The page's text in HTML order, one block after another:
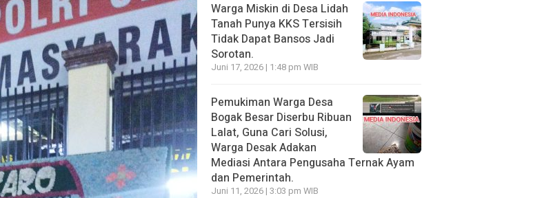
Warga Miskin di Desa Lidah
Tanah Punya KKS Tersisih
Tidak Dapat Bansos Jadi
Sorotan.
Juni 17, 2026 | 1:48 pm WIB
Pemukiman Warga Desa
Bogak Besar Diserbu Ribuan
Lalat, Guna Cari Solusi,
Warga Desak Adakan
Mediasi Antara Pengusaha Ternak Ayam
dan Pemerintah.
Juni 11, 2026 | 3:03 pm WIB